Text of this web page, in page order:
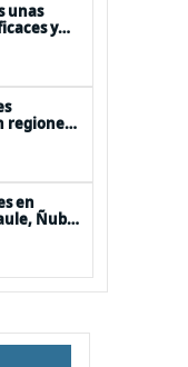
unas
y
regiones
en
Ñuble
lunes